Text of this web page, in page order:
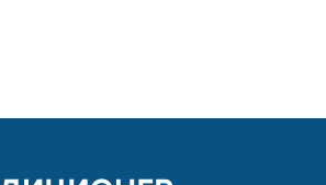
5 лет! Настенные сплит-